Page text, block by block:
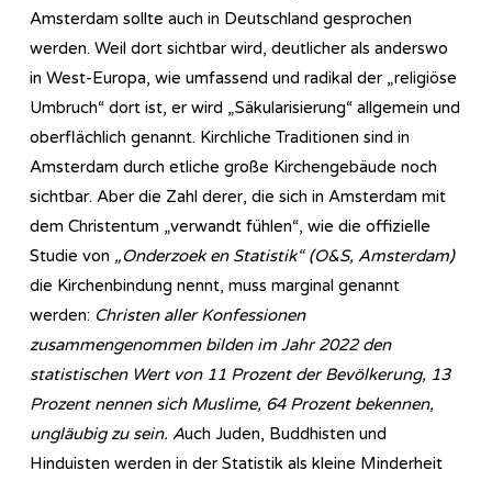
Amsterdam sollte auch in Deutschland gesprochen
werden. Weil dort sichtbar wird, deutlicher als anderswo
in West-Europa, wie umfassend und radikal der „religiöse
Umbruch“ dort ist, er wird „Säkularisierung“ allgemein und
oberflächlich genannt. Kirchliche Traditionen sind in
Amsterdam durch etliche große Kirchengebäude noch
sichtbar. Aber die Zahl derer, die sich in Amsterdam mit
dem Christentum „verwandt fühlen“, wie die offizielle
Studie von „Onderzoek en Statistik“ (O&S, Amsterdam)
die Kirchenbindung nennt, muss marginal genannt
werden: Christen aller Konfessionen
zusammengenommen bilden im Jahr 2022 den
statistischen Wert von 11 Prozent der Bevölkerung, 13
Prozent nennen sich Muslime, 64 Prozent bekennen,
ungläubig zu sein. Auch Juden, Buddhisten und
Hinduisten werden in der Statistik als kleine Minderheit